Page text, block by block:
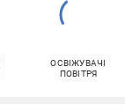
ОСВІЖУВАЧІ
ПОВІТРЯ